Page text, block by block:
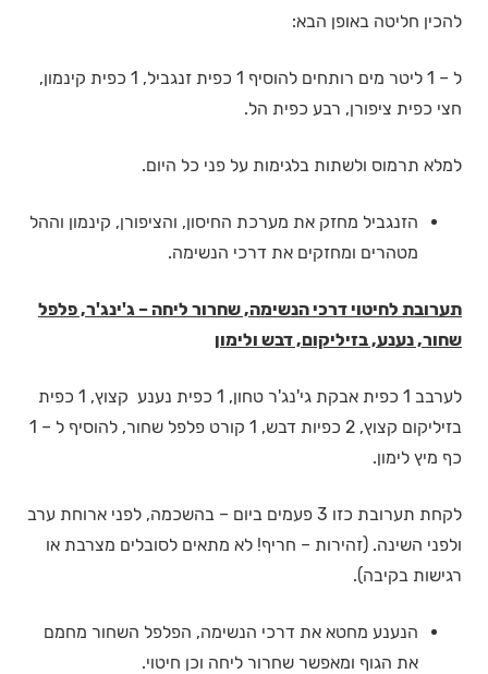
להכין חליטה באופן הבא:
ל – 1 ליטר מים רותחים להוסיף 1 כפית זנגביל, 1 כפית קינמון,
חצי כפית ציפורן, רבע כפית הל.
למלא תרמוס ולשתות בלגימות על פני כל היום.
הזנגביל מחזק את מערכת החיסון, והציפורן, קינמון וההל
מטהרים ומחזקים את דרכי הנשימה.
תערובת לחיטוי דרכי הנשימה, שחרור ליחה – ג'ינג'ר, פלפל
שחור, נענע, בזיליקום, דבש ולימון
לערבב 1 כפית אבקת גי'נג'ר טחון, 1 כפית נענע קצוץ, 1 כפית
בזיליקום קצוץ, 2 כפיות דבש, 1 קורט פלפל שחור, להוסיף ל – 1
כף מיץ לימון.
לקחת תערובת כזו 3 פעמים ביום – בהשכמה, לפני ארוחת ערב
ולפני השינה. (זהירות – חריף! לא מתאים לסובלים מצרבת או
רגישות בקיבה).
הנענע מחטא את דרכי הנשימה, הפלפל השחור מחמם
את הגוף ומאפשר שחרור ליחה וכן חיטוי.